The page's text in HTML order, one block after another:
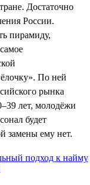
Достаточно
России.
пирамиду,
По ней
рынка
лет, молодёжи
будет
замены ему нет.